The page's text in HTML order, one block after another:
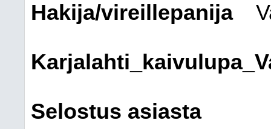
Hakija/vireillepanija
Selostus asiasta